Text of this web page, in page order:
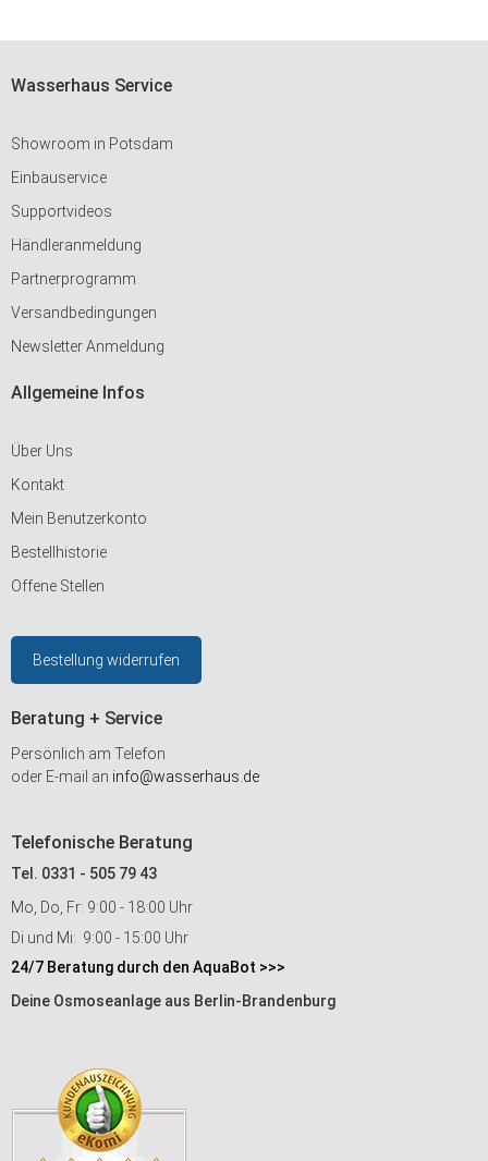
Wasserhaus Service
Showroom in Potsdam
Einbauservice
Supportvideos
Händleranmeldung
Partnerprogramm
Versandbedingungen
Newsletter Anmeldung
Allgemeine Infos
Über Uns
Kontakt
Mein Benutzerkonto
Bestellhistorie
Offene Stellen
Bestellung widerrufen
Beratung + Service
Persönlich am Telefon
oder E-mail an info@wasserhaus.de
Telefonische Beratung
Tel. 0331 - 505 79 43
Mo, Do, Fr: 9:00 - 18:00 Uhr
Di und Mi: 9:00 - 15:00 Uhr
24/7 Beratung durch den AquaBot >>>
Deine Osmoseanlage aus Berlin-Brandenburg